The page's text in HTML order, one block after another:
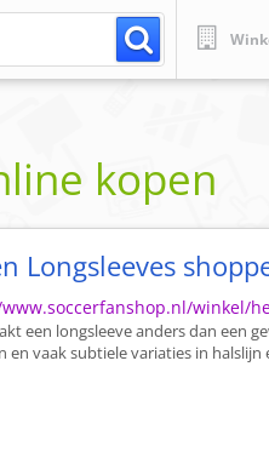
kopen
Longsleeves
winkel/
een longsleeve anders dan een
en vaak subtiele variaties in